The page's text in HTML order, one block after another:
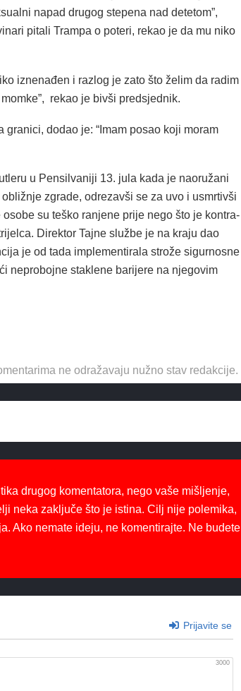
napad drugog stepena nad detetom”,
pitali Trampa o poteri, rekao je da mu niko
iznenađen i razlog je zato što želim da radim
rekao je bivši predsjednik.
granici, dodao je: “Imam posao koji moram
u Pensilvaniji 13. jula kada je naoružani
zgrade, odrezavši se za uvo i usmrtivši
su teško ranjene prije nego što je kontra-
Direktor Tajne službe je na kraju dao
je od tada implementirala strože sigurnosne
neprobojne staklene barijere na njegovim
ne odražavaju nužno stav redakcije.
drugog komentatora, nego vaše mišljenje,
neka zaključe što je istina. Cilj nije polemika,
Ako nemate ideju, ne komentirajte. Ne budete
Prijavite se
3000